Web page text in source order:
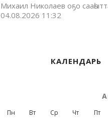
Михаил Николаев оҕо
04.08.2026 11:32
КАЛЕНДАРЬ
Пн Вт Ср Чт Пт